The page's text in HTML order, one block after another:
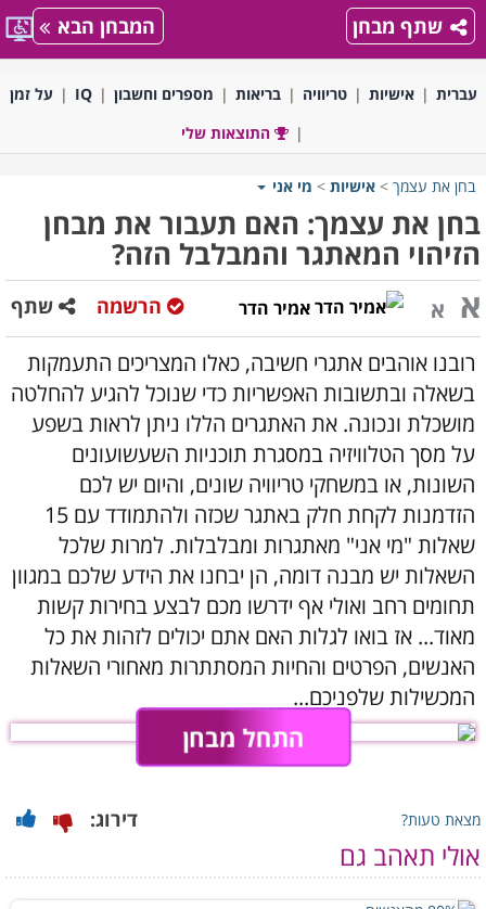
שתף מבחן המבחן הבא
עברית אישיות טריוויה בריאות מספרים וחשבון IQ
על זמן
התוצאות שלי
בחן את עצמך > אישיות > מי אני
בחן את עצמך: האם תעבור את מבחן
הזיהוי המאתגר והמבלבל הזה?
א א אמיר הדר שתף הרשמה
רובנו אוהבים אתגרי חשיבה, כאלו המצריכים התעמקות
בשאלה ובתשובות האפשריות כדי שנוכל להגיע להחלטה
מושכלת ונכונה. את האתגרים הללו ניתן לראות בשפע
על מסך הטלוויזיה במסגרת תוכניות השעשועונים
השונות, או במשחקי טריוויה שונים, והיום יש לכם
הזדמנות לקחת חלק באתגר שכזה ולהתמודד עם 15
שאלות "מי אני" מאתגרות ומבלבלות. למרות שלכל
השאלות יש מבנה דומה, הן יבחנו את הידע שלכם במגוון
תחומים רחב ואולי אף ידרשו מכם לבצע בחירות קשות
מאוד... אז בואו לגלות האם אתם יכולים לזהות את כל
האנשים, הפרטים והחיות המסתתרות מאחורי השאלות
המכשילות שלפניכם...
התחל מבחן
מצאת טעות? דירוג:
אולי תאהב גם